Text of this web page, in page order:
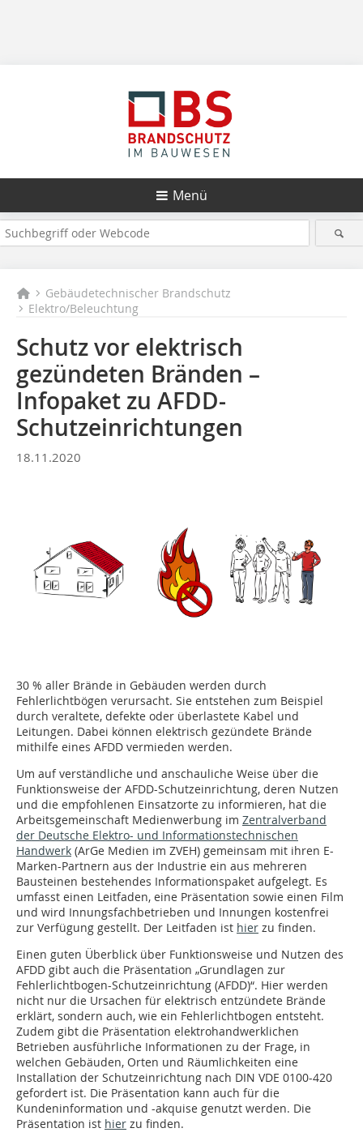
Menü
Gebäudetechnischer Brandschutz
Elektro/Beleuchtung
Schutz vor elektrisch
gezündeten Bränden –
Infopaket zu AFDD-
Schutzeinrichtungen
18.11.2020
30 % aller Brände in Gebäuden werden durch
Fehlerlichtbögen verursacht. Sie entstehen zum Beispiel
durch veraltete, defekte oder überlastete Kabel und
Leitungen. Dabei können elektrisch gezündete Brände
mithilfe eines AFDD vermieden werden.
Um auf verständliche und anschauliche Weise über die
Funktionsweise der AFDD-Schutzeinrichtung, deren Nutzen
und die empfohlenen Einsatzorte zu informieren, hat die
Arbeitsgemeinschaft Medienwerbung im Zentralverband
der Deutsche Elektro- und Informationstechnischen
Handwerk (ArGe Medien im ZVEH) gemeinsam mit ihren E-
Marken-Partnern aus der Industrie ein aus mehreren
Bausteinen bestehendes Informationspaket aufgelegt. Es
umfasst einen Leitfaden, eine Präsentation sowie einen Film
und wird Innungsfachbetrieben und Innungen kostenfrei
zur Verfügung gestellt. Der Leitfaden ist hier zu finden.
Einen guten Überblick über Funktionsweise und Nutzen des
AFDD gibt auch die Präsentation „Grundlagen zur
Fehlerlichtbogen-Schutzeinrichtung (AFDD)“. Hier werden
nicht nur die Ursachen für elektrisch entzündete Brände
erklärt, sondern auch, wie ein Fehlerlichtbogen entsteht.
Zudem gibt die Präsentation elektrohandwerklichen
Betrieben ausführliche Informationen zu der Frage, in
welchen Gebäuden, Orten und Räumlichkeiten eine
Installation der Schutzeinrichtung nach DIN VDE 0100-420
gefordert ist. Die Präsentation kann auch für die
Kundeninformation und -akquise genutzt werden. Die
Präsentation ist hier zu finden.